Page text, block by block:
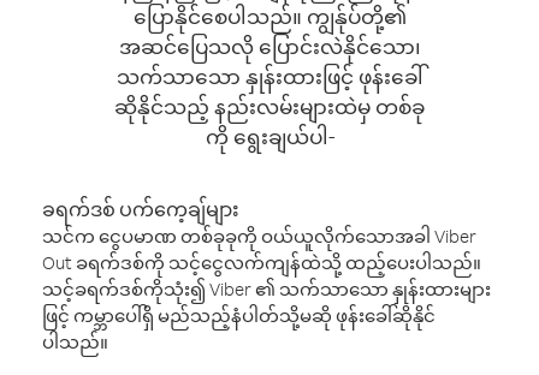
ပြောနိုင်စေပါသည်။ ကျွန်ုပ်တို့၏
အဆင်ပြေသလို ပြောင်းလဲနိုင်သော၊
သက်သာသော နှုန်းထားဖြင့် ဖုန်းခေါ်
ဆိုနိုင်သည့် နည်းလမ်းများထဲမှ တစ်ခု
ကို ရွေးချယ်ပါ-
ခရက်ဒစ် ပက်ကေ့ချ်များ
သင်က ငွေပမာဏ တစ်ခုခုကို ဝယ်ယူလိုက်သောအခါ Viber
Out ခရက်ဒစ်ကို သင့်ငွေလက်ကျန်ထဲသို့ ထည့်ပေးပါသည်။
သင့်ခရက်ဒစ်ကိုသုံး၍ Viber ၏ သက်သာသော နှုန်းထားများ
ဖြင့် ကမ္ဘာပေါ်ရှိ မည်သည့်နံပါတ်သို့မဆို ဖုန်းခေါ်ဆိုနိုင်
ပါသည်။